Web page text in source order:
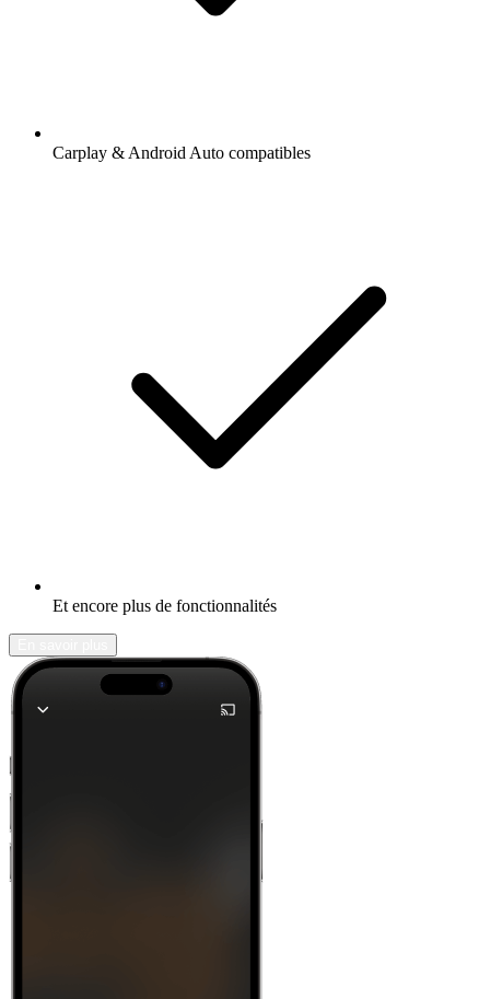
Carplay & Android Auto compatibles
Et encore plus de fonctionnalités